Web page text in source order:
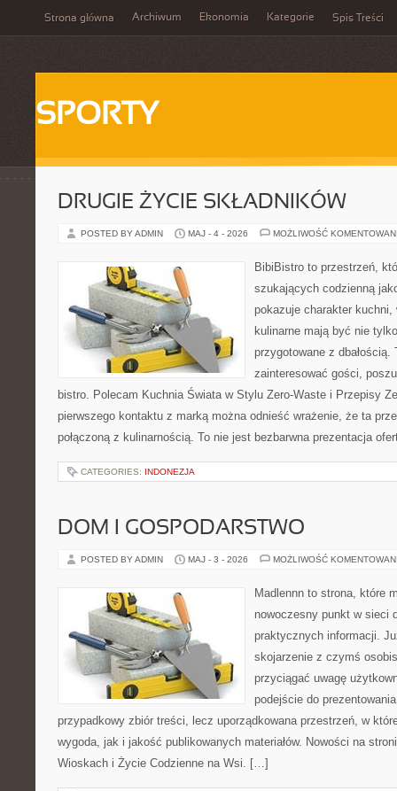
Strona główna Archiwum Ekonomia Kategorie Spis Treści
SPORTY
DRUGIE ŻYCIE SKŁADNIKÓW
POSTED BY ADMIN MAJ - 4 - 2026 MOŻLIWOŚĆ
BibiBistro to przestrzeń,
szukających codzienną
pokazuje charakter
kulinarne mają być nie
przygotowane z
zainteresować gości,
bistro. Polecam Kuchnia Świata w Stylu Zero-Waste i Przepisy
pierwszego kontaktu z marką można odnieść wrażenie, że ta
połączoną z kulinarnością. To nie jest bezbarwna prezentacja
CATEGORIES: INDONEZJA
DOM I GOSPODARSTWO
POSTED BY ADMIN MAJ - 3 - 2026 MOŻLIWOŚĆ
Madlennn to strona, które
nowoczesny punkt w sieci
praktycznych informacji.
skojarzenie z czymś
przyciągać uwagę
podejście do
przypadkowy zbiór treści, lecz uporządkowana przestrzeń, w
wygoda, jak i jakość publikowanych materiałów. Nowości na
Wioskach i Życie Codzienne na Wsi. […]